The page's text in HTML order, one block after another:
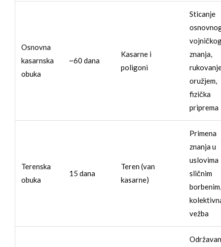
Osnovna
kasarnska
obuka
~60 dana
Kasarne i
poligoni
Sticanje
znanja,
oružjem,
fizička
priprema
Terenska
obuka
15 dana
Teren (van
kasarne)
Primena
znanja u
uslovima
sličnim
borbenim,
vežba